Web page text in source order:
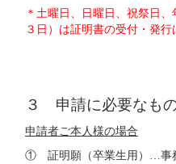
＊土曜日、日曜日、祝祭日
３日）は証明書の受付・発行
３ 申請に必要なも
申請者ご本人様の場合
① 証明願（卒業生用）
…事